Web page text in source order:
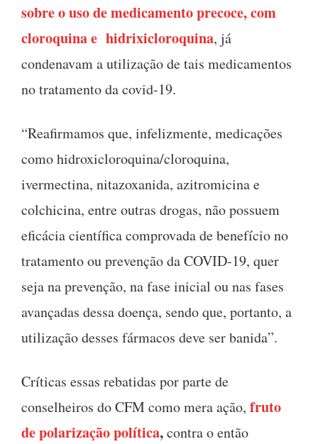
sobre o uso de medicamento precoce, com
cloroquina e hidrixicloroquina, já
condenavam a utilização de tais medicamentos
no tratamento da covid-19.
“Reafirmamos que, infelizmente, medicações
como hidroxicloroquina/cloroquina,
ivermectina, nitazoxanida, azitromicina e
colchicina, entre outras drogas, não possuem
eficácia científica comprovada de benefício no
tratamento ou prevenção da COVID-19, quer
seja na prevenção, na fase inicial ou nas fases
avançadas dessa doença, sendo que, portanto, a
utilização desses fármacos deve ser banida”.
Críticas essas rebatidas por parte de
conselheiros do CFM como mera ação, fruto
de polarização política,contra o então